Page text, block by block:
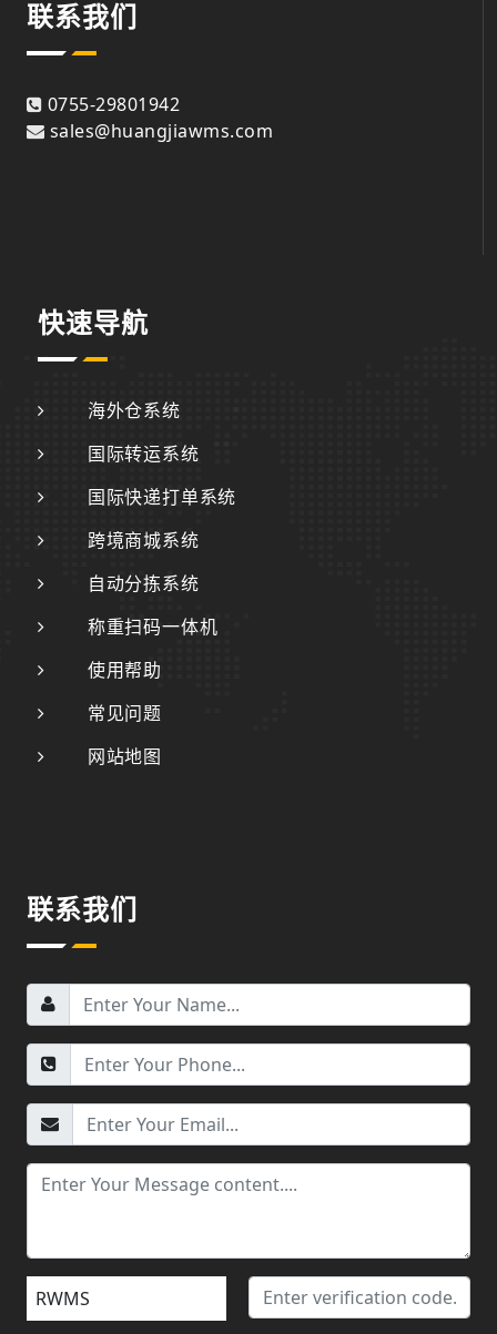
联系我们
0755-29801942
sales@huangjiawms.com
快速导航
海外仓系统
国际转运系统
国际快递打单系统
跨境商城系统
自动分拣系统
称重扫码一体机
使用帮助
常见问题
网站地图
联系我们
RWMS